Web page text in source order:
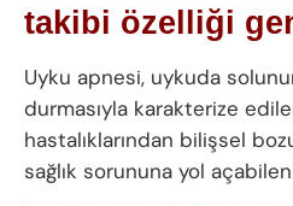
takibi özelliği
Uyku apnesi, uykuda
durmasıyla karakterize
hastalıklarından bilişsel
sağlık sorununa yol